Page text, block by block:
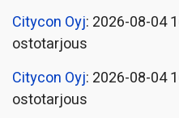
Citycon Oyj: 2026-08-04
ostotarjous
Citycon Oyj: 2026-08-04
ostotarjous